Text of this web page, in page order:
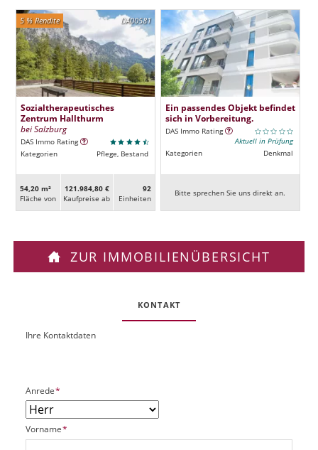
DA00581
5 % Rendite
Sozialtherapeutisches
Zentrum Hallthurm
bei Salzburg
DAS Immo Rating
Kategorien
Pflege, Bestand
54,20 m²
Fläche von
121.984,80 €
Kaufpreise ab
92
Ein­heiten
Ein passendes Objekt befindet
sich in Vorbereitung.
DAS Immo Rating
Aktuell in Prüfung
Kategorien
Denkmal
Bitte sprechen Sie uns direkt an.
ZUR IMMOBILIENÜBERSICHT
KONTAKT
O
k
P
UIhre Kontaktdaten
P
f
l
i
c
Anrede*
P
f
Vorname*